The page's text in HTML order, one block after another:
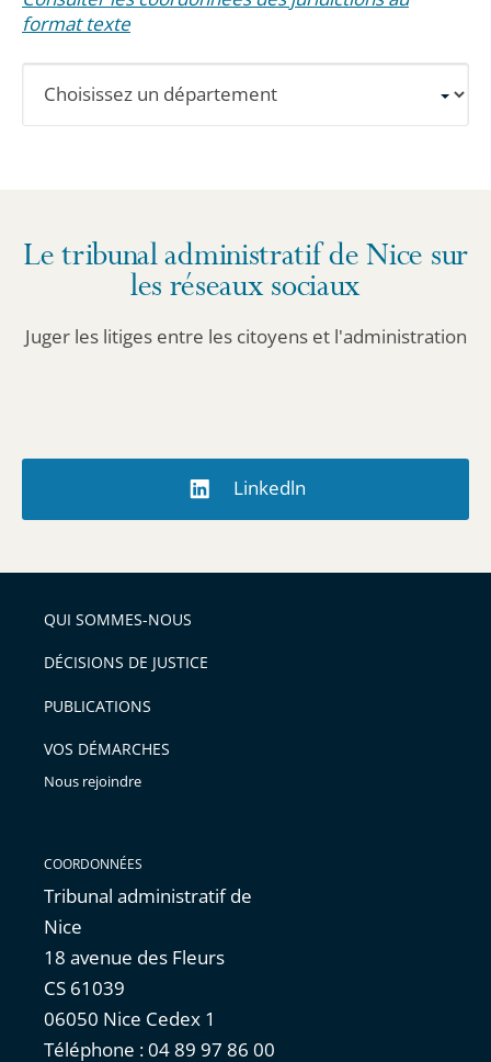
format texte
informations
Le tribunal administratif de Nice sur
les réseaux sociaux
Juger les litiges entre les citoyens et l'administration
Linkedln
QUI SOMMES-NOUS
DÉCISIONS DE JUSTICE
PUBLICATIONS
VOS DÉMARCHES
Nous rejoindre
COORDONNÉES
Tribunal administratif de
Nice
18 avenue des Fleurs
CS 61039
06050 Nice Cedex 1
Téléphone : 04 89 97 86 00